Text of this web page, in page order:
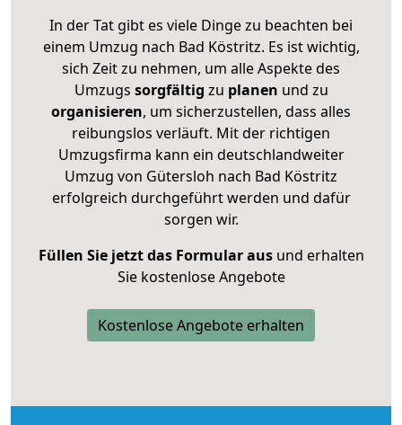
In der Tat gibt es viele Dinge zu beachten bei
einem Umzug nach Bad Köstritz. Es ist wichtig,
sich Zeit zu nehmen, um alle Aspekte des
Umzugs sorgfältig zu planen und zu
organisieren, um sicherzustellen, dass alles
reibungslos verläuft. Mit der richtigen
Umzugsfirma kann ein deutschlandweiter
Umzug von Gütersloh nach Bad Köstritz
erfolgreich durchgeführt werden und dafür
sorgen wir.
Füllen Sie jetzt das Formular ausund erhalten
Sie kostenlose Angebote
Kostenlose Angebote erhalten